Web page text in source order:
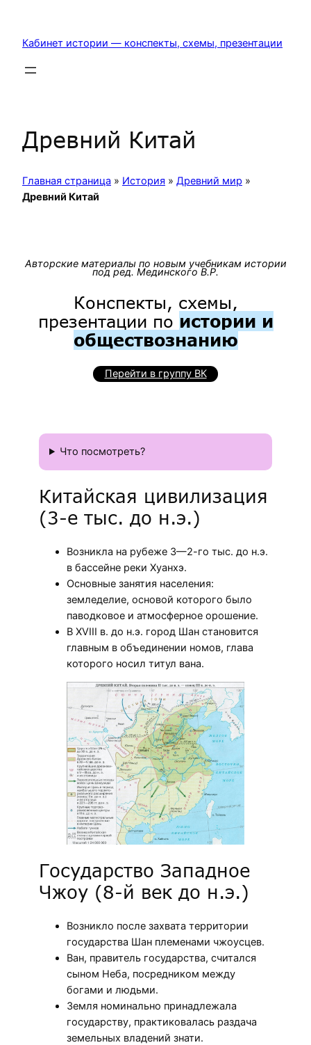
содержимому
Кабинет истории — конспекты, схемы, презентации
Древний Китай
Главная страница » История » Древний мир »
Древний Китай
Авторские материалы по новым учебникам истории
под ред. Мединского В.Р.
Конспекты, схемы,
презентации по истории и
обществознанию
Перейти в группу ВК
Что посмотреть?
Китайская цивилизация
(3-е тыс. до н.э.)
Возникла на рубеже 3—2-го тыс. до н.э.
в бассейне реки Хуанхэ.
Основные занятия населения:
земледелие, основой которого было
паводковое и атмосферное орошение.
В XVIII в. до н.э. город Шан становится
главным в объединении номов, глава
которого носил титул вана.
Государство Западное
Чжоу (8-й век до н.э.)
Возникло после захвата территории
государства Шан племенами чжоусцев.
Ван, правитель государства, считался
сыном Неба, посредником между
богами и людьми.
Земля номинально принадлежала
государству, практиковалась раздача
земельных владений знати.